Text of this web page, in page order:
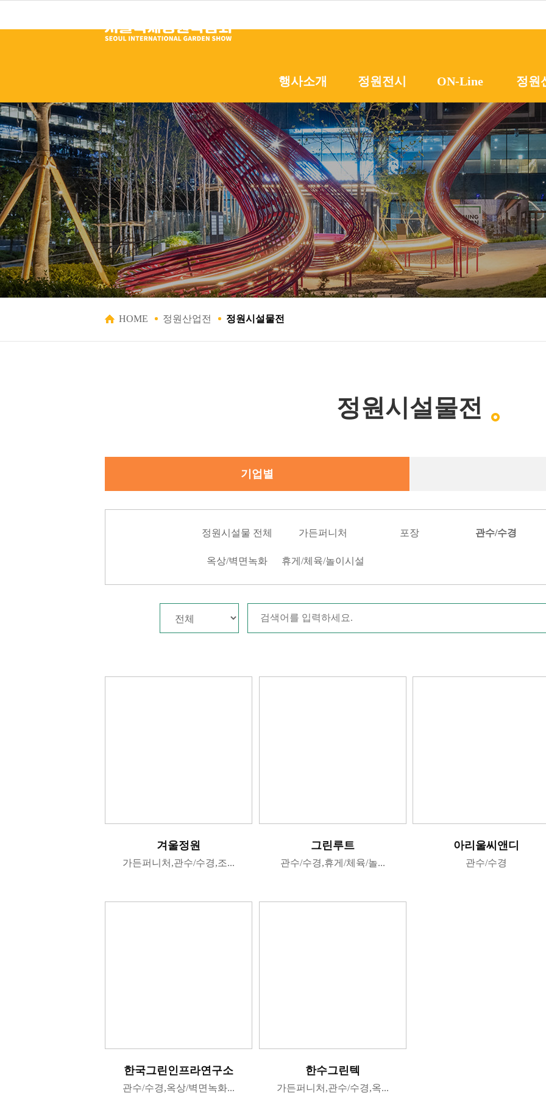
행사소개
행사개요
조직위원회
지난행사
공지사항
정원전시
초청정원
작가정원
학생정원
동네정원
팝업가든
ON-Line
프로그램
시민참여
정원
온라
정원
해외
서울
HOME 정원산업전 정원시설물전
정원시설물전
기업별
정원시설물 전체 가든퍼니처 포장 관수/수경
옥상/벽면녹화 휴게/체육/놀이시설
겨울정원
가든퍼니처,관수/수경,조...
그린루트
관수/수경,휴게/체육/놀...
아리울씨앤디
관수/수경
한국그린인프라연구소
관수/수경,옥상/벽면녹화...
한수그린텍
가든퍼니처,관수/수경,옥...